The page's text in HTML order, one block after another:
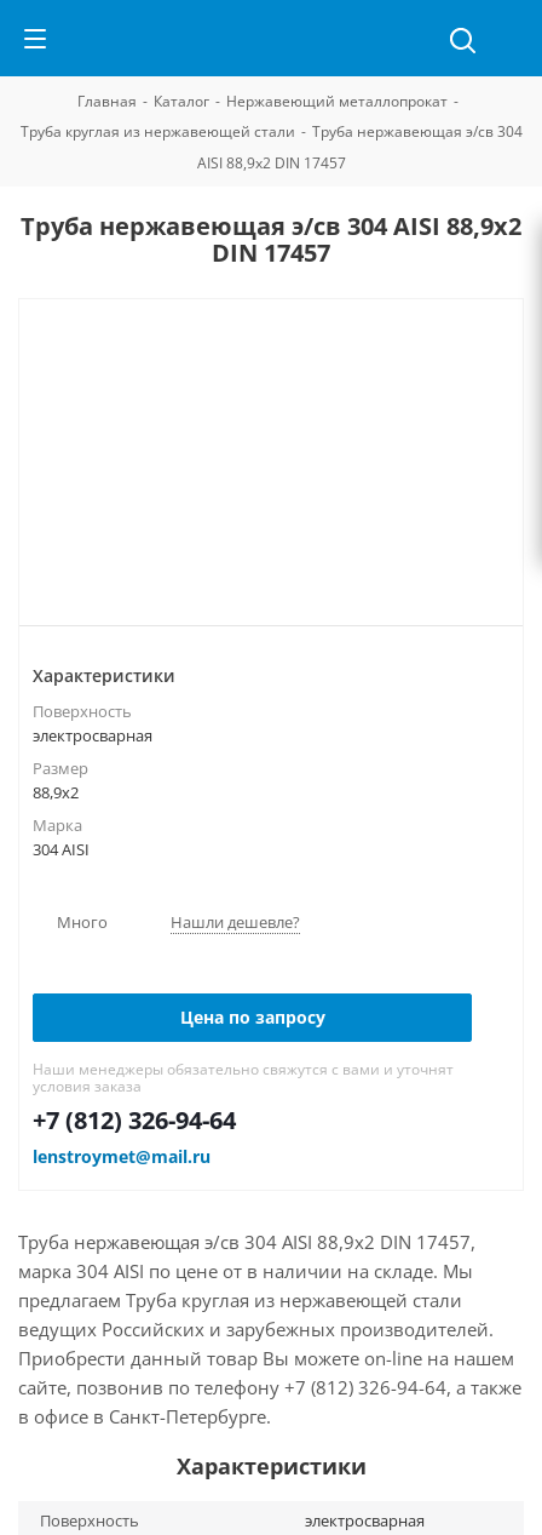
Главная - Каталог - Нержавеющий металлопрокат -
Труба круглая из нержавеющей стали - Труба нержавеющая э/св 304
AISI 88,9х2 DIN 17457
Труба нержавеющая э/св 304 AISI 88,9х2
DIN 17457
Характеристики
Поверхность
электросварная
Размер
88,9х2
Марка
304 AISI
Много Нашли дешевле?
Цена по запросу
Наши менеджеры обязательно свяжутся с вами и уточнят
условия заказа
+7 (812) 326-94-64
lenstroymet@mail.ru
Труба нержавеющая э/св 304 AISI 88,9х2 DIN 17457,
марка 304 AISI по цене от в наличии на складе. Мы
предлагаем Труба круглая из нержавеющей стали
ведущих Российских и зарубежных производителей.
Приобрести данный товар Вы можете on-line на нашем
сайте, позвонив по телефону +7 (812) 326-94-64, а также
в офисе в Санкт-Петербурге.
Характеристики
Поверхность
электросварная